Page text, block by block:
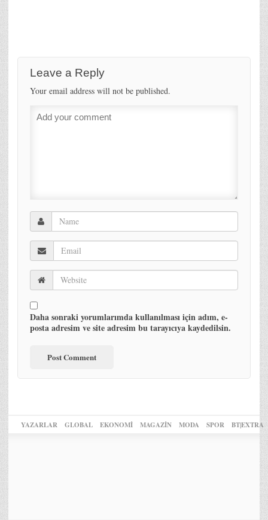
Leave a Reply
Your email address will not be published.
Daha sonraki yorumlarımda kullanılması için adım, e-
posta adresim ve site adresim bu tarayıcıya kaydedilsin.
YAZARLAR GLOBAL EKONOMİ MAGAZİN MODA SPOR BT|EXTRA